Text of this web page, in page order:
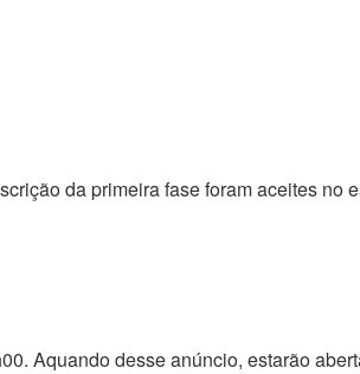
da primeira fase foram aceites no
Aquando desse anúncio, estarão